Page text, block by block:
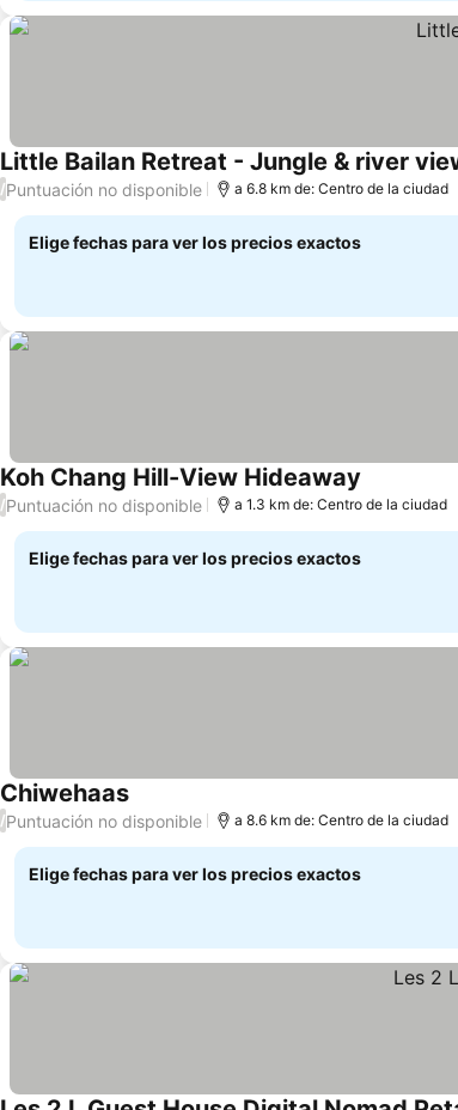
Little Bailan Retreat - Jungle & river
/Puntuación no disponible a 6.8 km de: Centro de la ciudad
Elige fechas para ver los precios exactos
Koh Chang Hill-View Hideaway
/Puntuación no disponible a 1.3 km de: Centro de la ciudad
Elige fechas para ver los precios exactos
Chiwehaas
/Puntuación no disponible a 8.6 km de: Centro de la ciudad
Elige fechas para ver los precios exactos